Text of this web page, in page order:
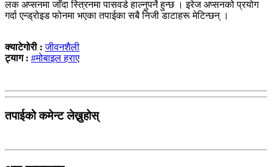
लक अप्सनमा जाँदा स्त्रिनमा पासवर्ड हाल्नुपर्ने हुन्छ । इरेज अप्सनको प्रयोग
गर्दा एन्ड्रोइड फोनमा भएका तपाईका सबै निजी डाटाहरू मेटिन्छन् ।
क्याटेगोरी :जीवनशैली
ट्याग : #मोबाइल हराए
तपाईको कमेन्ट लेख्नुहोस्